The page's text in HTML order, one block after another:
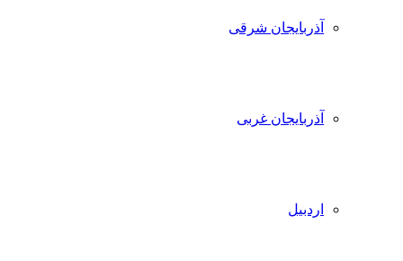
آذربایجان شرقی
آذربایجان غربی
اردبیل